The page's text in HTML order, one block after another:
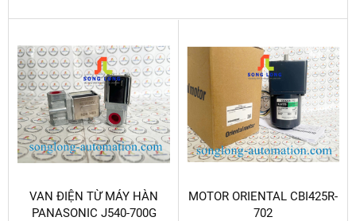
VAN ĐIỆN TỪ MÁY HÀN
PANASONIC J540-700G
MOTOR ORIENTAL CBI425R-
702